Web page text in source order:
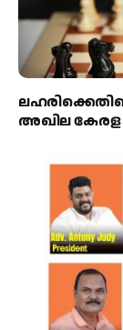
അഖില കേരള